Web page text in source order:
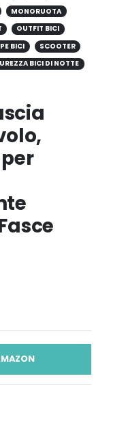
MONORUOTA
OUTFIT BICI
BICI
SCOOTER
BICI DI NOTTE